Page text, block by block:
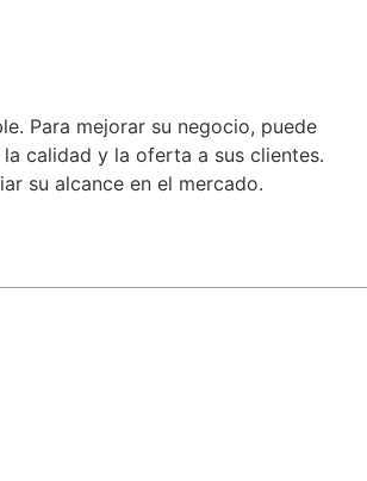
Para mejorar su negocio, puede
calidad y la oferta a sus clientes.
su alcance en el mercado.